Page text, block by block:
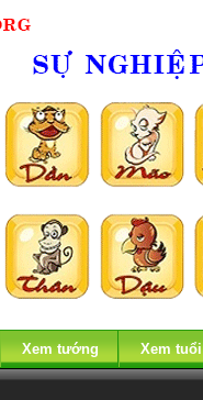
Xem tướng Xem tuổi